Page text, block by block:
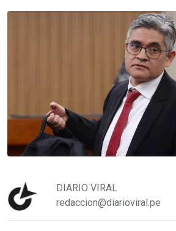
DIARIO VIRAL
redaccion@diarioviral.pe